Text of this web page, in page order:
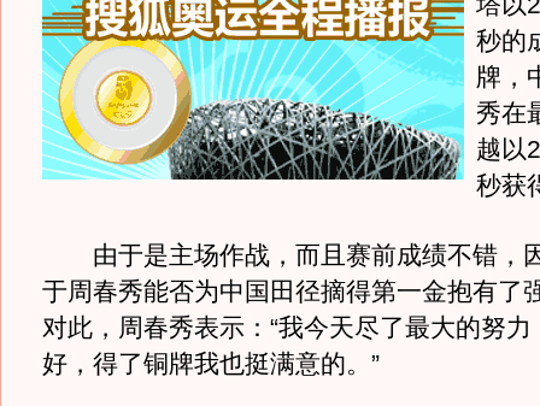
秒的
牌，
秀在
越以
秒获
由于是主场作战，而且赛前成绩不错，
于周春秀能否为中国田径摘得第一金抱有了
对此，周春秀表示：“我今天尽了最大的努
好，得了铜牌我也挺满意的。”